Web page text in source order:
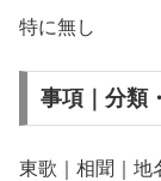
特に無し
事項｜分類
東歌｜相聞｜地